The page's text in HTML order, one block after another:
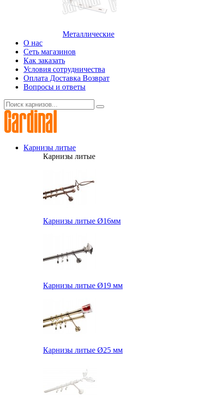
Металлические
О нас
Сеть магазинов
Как заказать
Условия сотрудничества
Оплата Доставка Возврат
Вопросы и ответы
Карнизы литые
Карнизы литые
Карнизы литые Ø16мм
Карнизы литые Ø19 мм
Карнизы литые Ø25 мм